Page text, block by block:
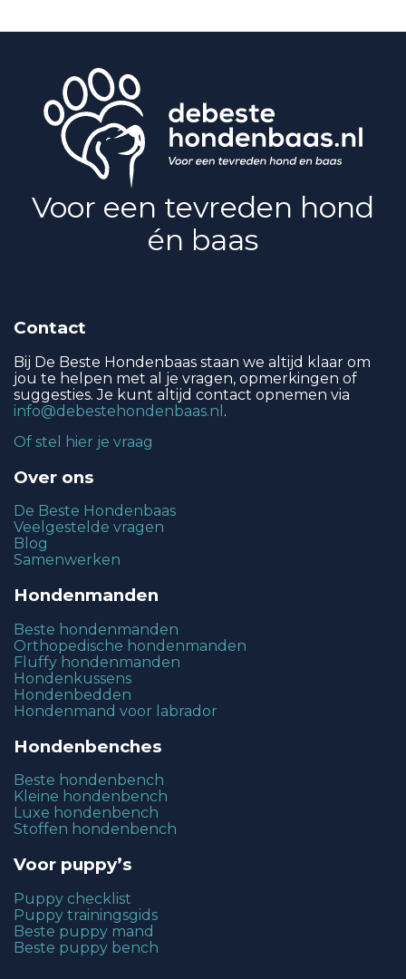
Voor een tevreden hond
én baas
Contact
Bij De Beste Hondenbaas staan we altijd klaar om
jou te helpen met al je vragen, opmerkingen of
suggesties. Je kunt altijd contact opnemen via
info@debestehondenbaas.nl .
Of stel hier je vraag
Over ons
De Beste Hondenbaas
Veelgestelde vragen
Blog
Samenwerken
Hondenmanden
Beste hondenmanden
Orthopedische hondenmanden
Fluffy hondenmanden
Hondenkussens
Hondenbedden
Hondenmand voor labrador
Hondenbenches
Beste hondenbench
Kleine hondenbench
Luxe hondenbench
Stoffen hondenbench
Voor puppy’s
Puppy checklist
Puppy trainingsgids
Beste puppy mand
Beste puppy bench